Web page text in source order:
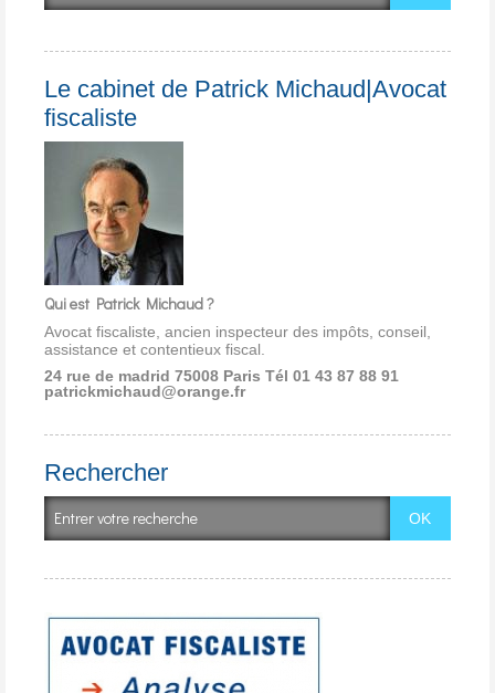
Le cabinet de Patrick Michaud|Avocat
fiscaliste
Qui est Patrick Michaud ?
Avocat fiscaliste, ancien inspecteur des impôts, conseil,
assistance et contentieux fiscal.
24 rue de madrid 75008 Paris Tél 01 43 87 88 91
patrickmichaud@orange.fr
Rechercher